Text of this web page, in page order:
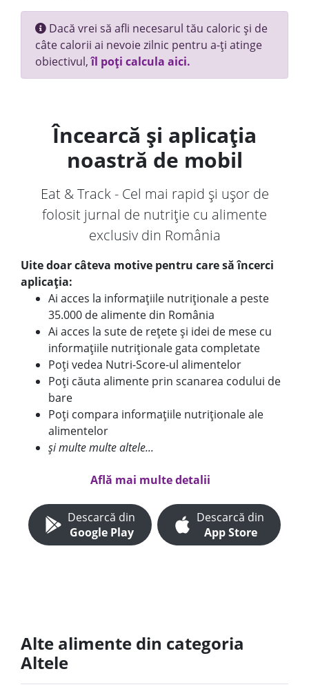
Dacă vrei să afli necesarul tău caloric și de
câte calorii ai nevoie zilnic pentru a-ți atinge
obiectivul,îl poți calcula aici.
Încearcă și aplicația
noastră de mobil
Eat & Track - Cel mai rapid și ușor de
folosit jurnal de nutriție cu alimente
exclusiv din România
Uite doar câteva motive pentru care să încerci
aplicația:
Ai acces la informațiile nutriționale a peste
35.000 de alimente din România
Ai acces la sute de rețete și idei de mese cu
informațiile nutriționale gata completate
Poți vedea Nutri-Score-ul alimentelor
Poți căuta alimente prin scanarea codului de
bare
Poți compara informațiile nutriționale ale
alimentelor
și multe multe altele...
Află mai multe detalii
Descarcă din
Google Play
Descarcă din
App Store
Alte alimente din categoria
Altele